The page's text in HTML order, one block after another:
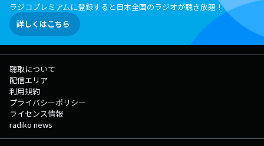
ラジコプレミアムに登録すると日本全国のラジオが聴き放題！
詳しくはこちら
聴取について
配信エリア
利用規約
プライバシーポリシー
ライセンス情報
radiko news